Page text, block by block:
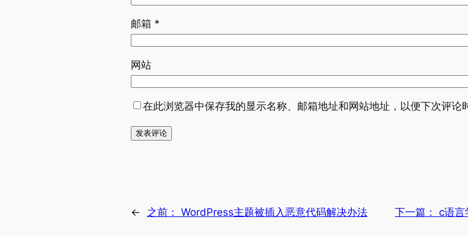
邮箱 *
网站
在此浏览器中保存我的显示名称、邮箱地址和网站地址，以便下次评论
← 之前： WordPress主题被插入恶意代码解决办法 下一篇： c语言